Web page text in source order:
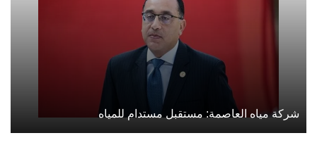
شركة مياه العاصمة: مستقبل مستدام للمياه